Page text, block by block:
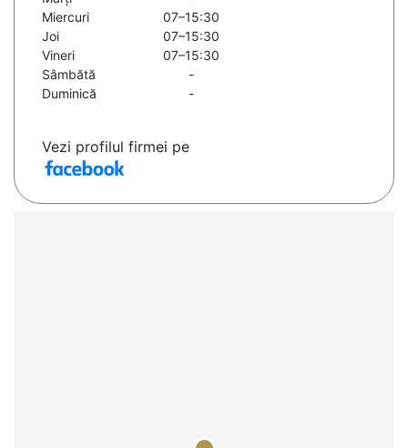
Miercuri
07–15:30
Joi
07–15:30
Vineri
07–15:30
Sâmbătă
-
Duminică
-
Vezi profilul firmei pe